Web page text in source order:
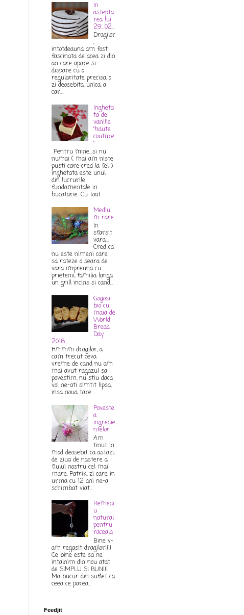
In
astepta
rea lui
29...02...
Dragilor
,
intotdeauna am fost
fascinata de acea zi din
an care apare si
dispare cu o
regularitate precisa, o
zi deosebita, unica, a
car...
Ingheta
ta de
vanilie
"haute
couture
"
Pentru mine...si nu
numai ( mai am niste
pusti care cred la fel )
inghetata este unul
din lucrurile
fundamentale in
bucatarie. Cu toat...
Mediu
m rare
In
sfarsit
vara...
Cred ca
nu este nimeni care
sa rateze o seara de
vara impreuna cu
prietenii, familia langa
un grill incins si cand...
Gogosi
bio cu
maia de
World
Bread
Day
2016
Hmmm dragilor, a
cam trecut ceva
vreme de cand nu am
mai avut ragazul sa
povestim, nu stiu daca
voi ne-ati simtit lipsa,
insa noua tare ...
Poveste
a
ingredie
ntelor
Am
tinut in
mod deosebit ca astazi,
de ziua de nastere a
fiului nostru cel mai
mare, Patrik, zi care in
urma cu 12 ani ne-a
schimbat viat...
Remedi
u
natural
pentru
raceala
Bine v-
am regasit dragilor!!!!
Ce bine este sa ne
intalnim din nou atat
de SIMPLU SI BUN!!!
Ma bucur din suflet ca
ceea ce parea...
Feedjit